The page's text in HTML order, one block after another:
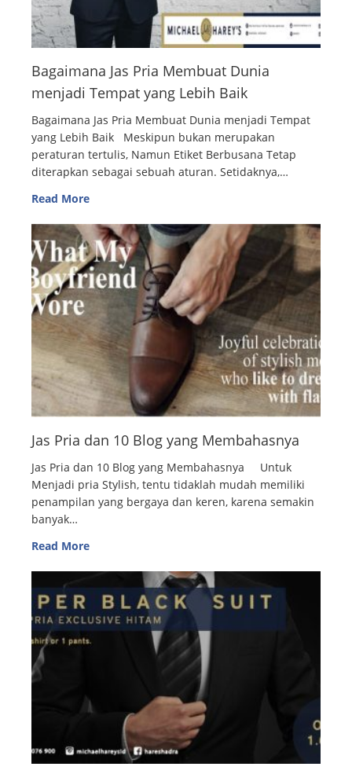
Bagaimana Jas Pria Membuat Dunia
menjadi Tempat yang Lebih Baik
Bagaimana Jas Pria Membuat Dunia menjadi Tempat
yang Lebih Baik Meskipun bukan merupakan
peraturan tertulis, Namun Etiket Berbusana Tetap
diterapkan sebagai sebuah aturan. Setidaknya,…
Read More
Jas Pria dan 10 Blog yang Membahasnya
Jas Pria dan 10 Blog yang Membahasnya Untuk
Menjadi pria Stylish, tentu tidaklah mudah memiliki
penampilan yang bergaya dan keren, karena semakin
banyak…
Read More